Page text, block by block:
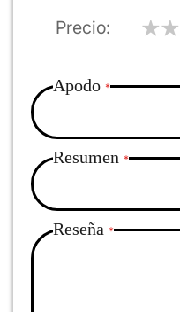
Precio
Apodo
Resumen
Reseña